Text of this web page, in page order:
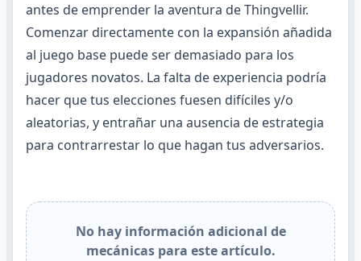
antes de emprender la aventura de Thingvellir.
Comenzar directamente con la expansión añadida
al juego base puede ser demasiado para los
jugadores novatos. La falta de experiencia podría
hacer que tus elecciones fuesen difíciles y/o
aleatorias, y entrañar una ausencia de estrategia
para contrarrestar lo que hagan tus adversarios.
No hay información adicional de
mecánicas para este artículo.